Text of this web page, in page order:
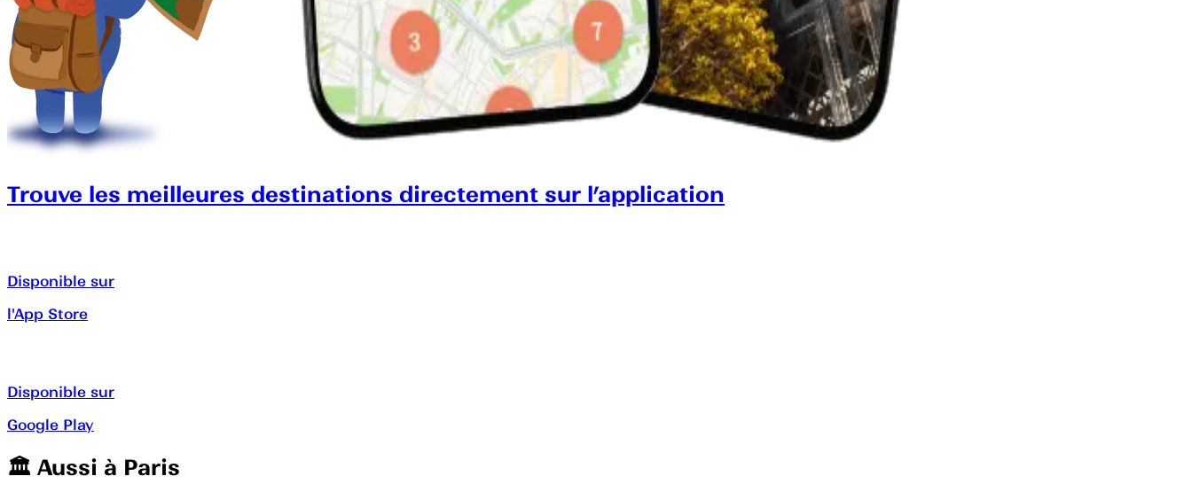
Trouve les meilleures destinations directement sur l’application
Disponible sur
l'App Store
Disponible sur
Google Play
🏛️️ Aussi à Paris